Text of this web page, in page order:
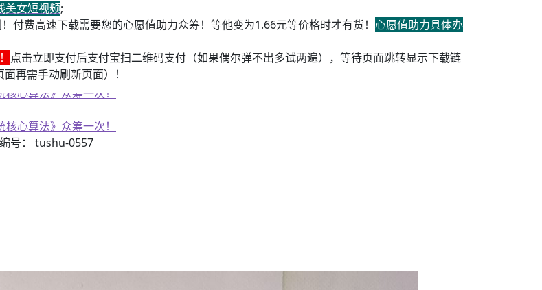
美女短视频;
付费高速下载需要您的心愿值助力众筹！等他变为1.66元等价格时才有货！ 心愿值助力具体办
点击立即支付后支付宝扫二维码支付（如果偶尔弹不出多试两遍），等待页面跳转显示下载链
再需手动刷新页面）！
心算法》众筹一次！
心算法》众筹一次！
号： tushu-0557